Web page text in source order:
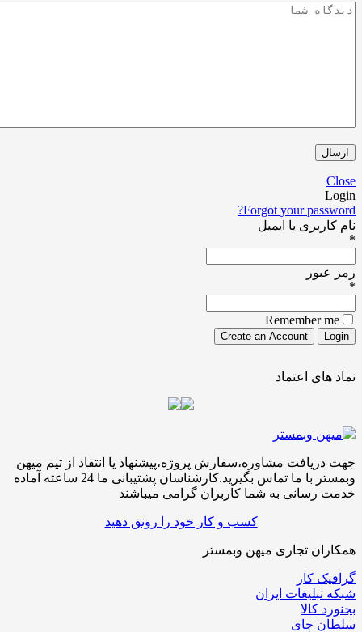
Forgot your
یا ایمیل
اعتماد
مشاوره،سفارش پروژه،پیشنهاد یا انتقاد از تیم میهن
وبمستر با ما تماس بگیرید.کارشناسان پشتیبانی ما 24 ساعته آماده
به شما کاربران گرامی میباشند
کسب و کار خود را رونق دهید
تجاری میهن وبمستر
ایران
چای